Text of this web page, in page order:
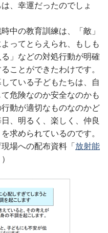
、幸運だったのでしょ
中の教育訓練は、「敵」
ってとらえられ、もしも
」などの対処行動が明確
ことができたわけです。
ている子どもたちは、自
危険なのか安全なのかも
動が適切なものなのかど
、明るく、楽しく、仲良
求められているのです。
場への配布資料「 放射能